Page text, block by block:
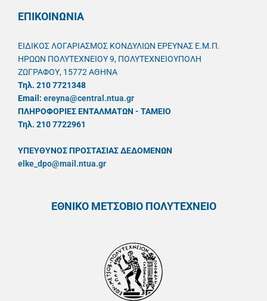
ΕΠΙΚΟΙΝΩΝΙΑ
ΕΙΔΙΚΟΣ ΛΟΓΑΡΙΑΣΜΟΣ ΚΟΝΔΥΛΙΩΝ ΕΡΕΥΝΑΣ Ε.Μ.Π.
ΗΡΩΩΝ ΠΟΛΥΤΕΧΝΕΙΟΥ 9, ΠΟΛΥΤΕΧΝΕΙΟΥΠΟΛΗ
ΖΩΓΡΑΦΟΥ, 15772 ΑΘΗΝΑ
Τηλ. 210 7721348
Email: ereyna@central.ntua.gr
ΠΛΗΡΟΦΟΡΙΕΣ ΕΝΤΑΛΜΑΤΩΝ - ΤΑΜΕΙΟ
Τηλ. 210 7722961
ΥΠΕΥΘYΝΟΣ ΠΡΟΣΤΑΣΙΑΣ ΔΕΔΟΜΕΝΩΝ
elke_dpo@mail.ntua.gr
ΕΘΝΙΚΟ ΜΕΤΣΟΒΙΟ ΠΟΛΥΤΕΧΝΕΙΟ